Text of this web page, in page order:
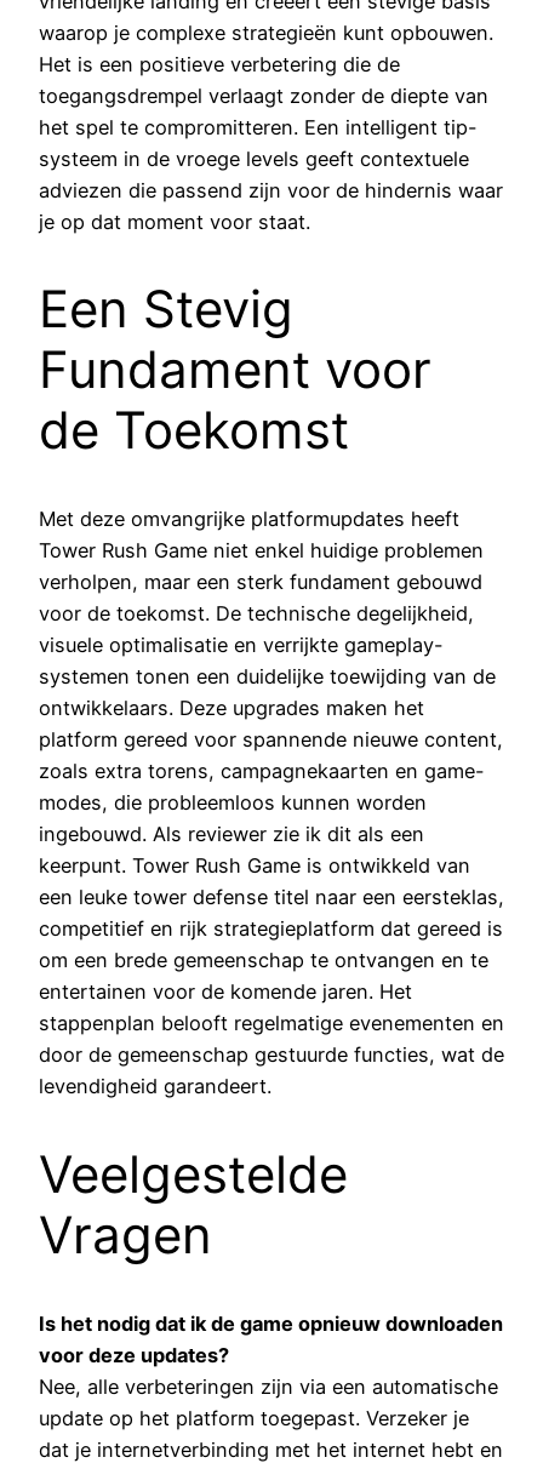
waarop je complexe strategieën kunt opbouwen.
Het is een positieve verbetering die de
toegangsdrempel verlaagt zonder de diepte van
het spel te compromitteren. Een intelligent tip-
systeem in de vroege levels geeft contextuele
adviezen die passend zijn voor de hindernis waar
je op dat moment voor staat.
Een Stevig
Fundament voor
de Toekomst
Met deze omvangrijke platformupdates heeft
Tower Rush Game niet enkel huidige problemen
verholpen, maar een sterk fundament gebouwd
voor de toekomst. De technische degelijkheid,
visuele optimalisatie en verrijkte gameplay-
systemen tonen een duidelijke toewijding van de
ontwikkelaars. Deze upgrades maken het
platform gereed voor spannende nieuwe content,
zoals extra torens, campagnekaarten en game-
modes, die probleemloos kunnen worden
ingebouwd. Als reviewer zie ik dit als een
keerpunt. Tower Rush Game is ontwikkeld van
een leuke tower defense titel naar een eersteklas,
competitief en rijk strategieplatform dat gereed is
om een brede gemeenschap te ontvangen en te
entertainen voor de komende jaren. Het
stappenplan belooft regelmatige evenementen en
door de gemeenschap gestuurde functies, wat de
levendigheid garandeert.
Veelgestelde
Vragen
Is het nodig dat ik de game opnieuw downloaden
voor deze updates?
Nee, alle verbeteringen zijn via een automatische
update op het platform toegepast. Verzeker je
dat je internetverbinding met het internet hebt en